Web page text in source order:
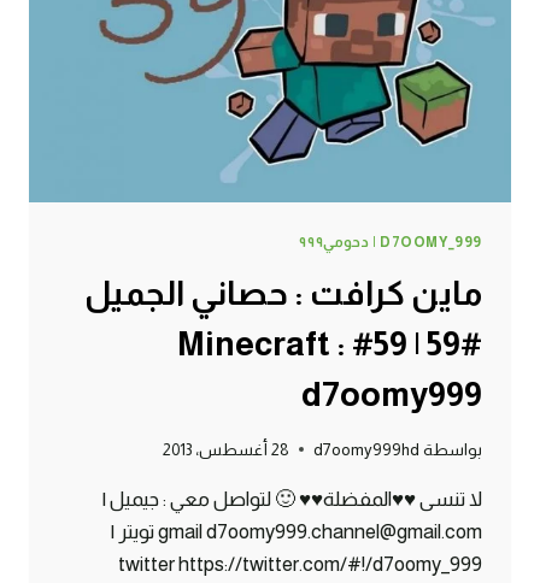
60#
MINECRAFT
:
D7OOMY999
D7OOMY_999 | دحومي٩٩٩
ماين كرافت : حصاني الجميل
#59 | 59# Minecraft :
d7oomy999
بواسطة d7oomy999hd 28 أغسطس، 2013
لا تنسى ♥♥المفضلة♥♥ 🙂 لتواصل معي : جيميل |
gmail d7oomy999.channel@gmail.com تويتر |
twitter https://twitter.com/#!/d7oomy_999